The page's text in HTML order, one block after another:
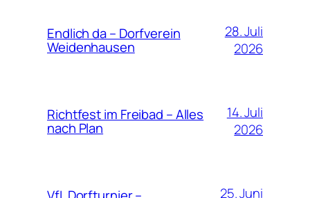
Endlich da – Dorfverein
Weidenhausen
28. Juli
2026
Richtfest im Freibad – Alles
nach Plan
14. Juli
2026
25. Juni